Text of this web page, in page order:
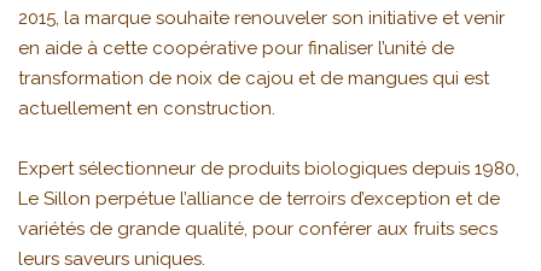
2015, la marque souhaite renouveler son initiative et venir
en aide à cette coopérative pour finaliser l’unité de
transformation de noix de cajou et de mangues qui est
actuellement en construction.
Expert sélectionneur de produits biologiques depuis 1980,
Le Sillon perpétue l’alliance de terroirs d’exception et de
variétés de grande qualité, pour conférer aux fruits secs
leurs saveurs uniques.